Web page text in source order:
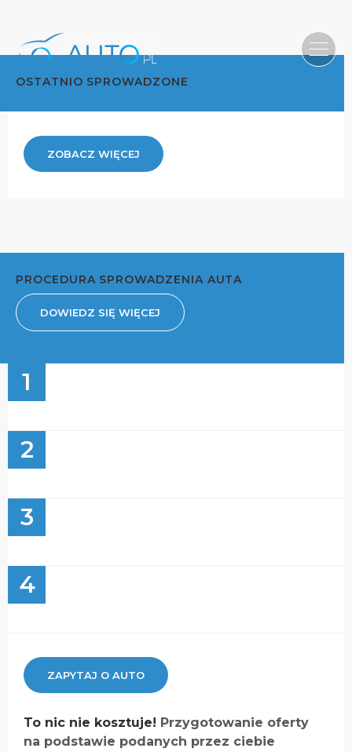
OSTATNIO SPROWADZONE
ZOBACZ WIĘCEJ
PROCEDURA SPROWADZENIA AUTA
DOWIEDZ SIĘ WIĘCEJ
1
2
3
4
ZAPYTAJ O AUTO
To nic nie kosztuje! Przygotowanie oferty
na podstawie podanych przez ciebie